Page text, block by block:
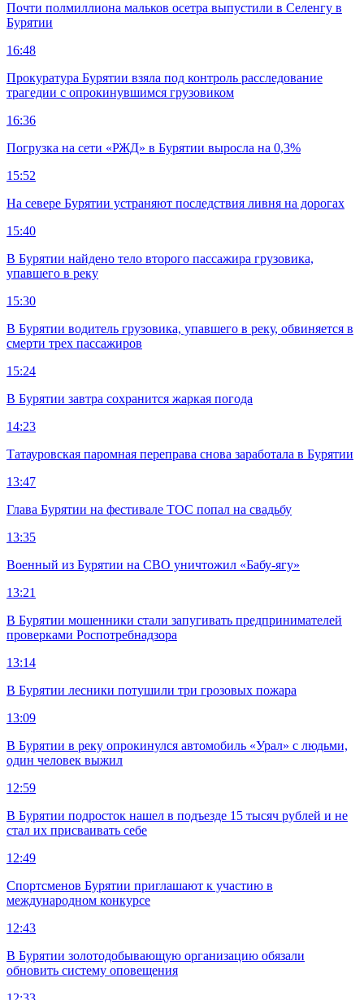
Почти полмиллиона мальков осетра выпустили в Селенгу в
Бурятии
16:48
Прокуратура Бурятии взяла под контроль расследование
трагедии с опрокинувшимся грузовиком
16:36
Погрузка на сети «РЖД» в Бурятии выросла на 0,3%
15:52
На севере Бурятии устраняют последствия ливня на дорогах
15:40
В Бурятии найдено тело второго пассажира грузовика,
упавшего в реку
15:30
В Бурятии водитель грузовика, упавшего в реку, обвиняется в
смерти трех пассажиров
15:24
В Бурятии завтра сохранится жаркая погода
14:23
Татауровская паромная переправа снова заработала в Бурятии
13:47
Глава Бурятии на фестивале ТОС попал на свадьбу
13:35
Военный из Бурятии на СВО уничтожил «Бабу-ягу»
13:21
В Бурятии мошенники стали запугивать предпринимателей
проверками Роспотребнадзора
13:14
В Бурятии лесники потушили три грозовых пожара
13:09
В Бурятии в реку опрокинулся автомобиль «Урал» с людьми,
один человек выжил
12:59
В Бурятии подросток нашел в подъезде 15 тысяч рублей и не
стал их присваивать себе
12:49
Спортсменов Бурятии приглашают к участию в
международном конкурсе
12:43
В Бурятии золотодобывающую организацию обязали
обновить систему оповещения